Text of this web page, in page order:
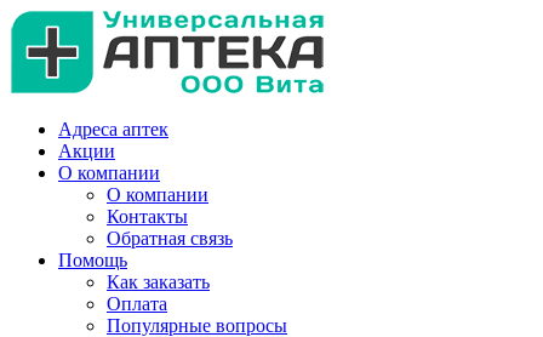
Адреса аптек
Акции
О компании
О компании
Контакты
Обратная связь
Помощь
Как заказать
Оплата
Популярные вопросы